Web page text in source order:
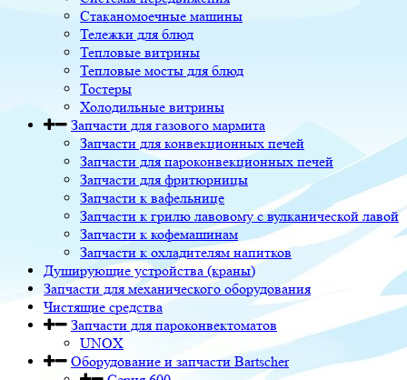
Стаканомоечные машины
Тележки для блюд
Тепловые витрины
Тепловые мосты для блюд
Тостеры
Холодильные витрины
Запчасти для газового мармита
Запчасти для конвекционных печей
Запчасти для пароконвекционных печей
Запчасти для фритюрницы
Запчасти к вафельнице
Запчасти к грилю лавовому с вулканической лавой
Запчасти к кофемашинам
Запчасти к охладителям напитков
Душирующие устройства (краны)
Запчасти для механического оборудования
Чистящие средства
Запчасти для пароконвектоматов
UNOX
Оборудование и запчасти Bartscher